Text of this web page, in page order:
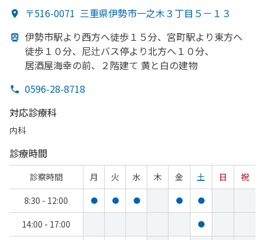
〒516-0071 三重県伊勢市一之木３丁目５－１３
伊勢市駅より西方へ徒歩１５分、 宮町駅より東方へ
徒歩１０分、 尼辻バス停より北方へ １０分、
居酒屋海幸の前、 ２階建て 黄と 白の建物
0596-28-8718
対応診療科
内科
診療時間
診察時間 月 火 水 木 金 土 日
祝
8:30 - 12:00
● ● ● ● ●
14:00 - 17:00 ●